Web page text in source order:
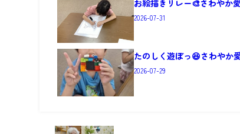
お絵描きリレー🎨さわやか
2026-07-31
たのしく遊ぼっ😆さわやか
2026-07-29